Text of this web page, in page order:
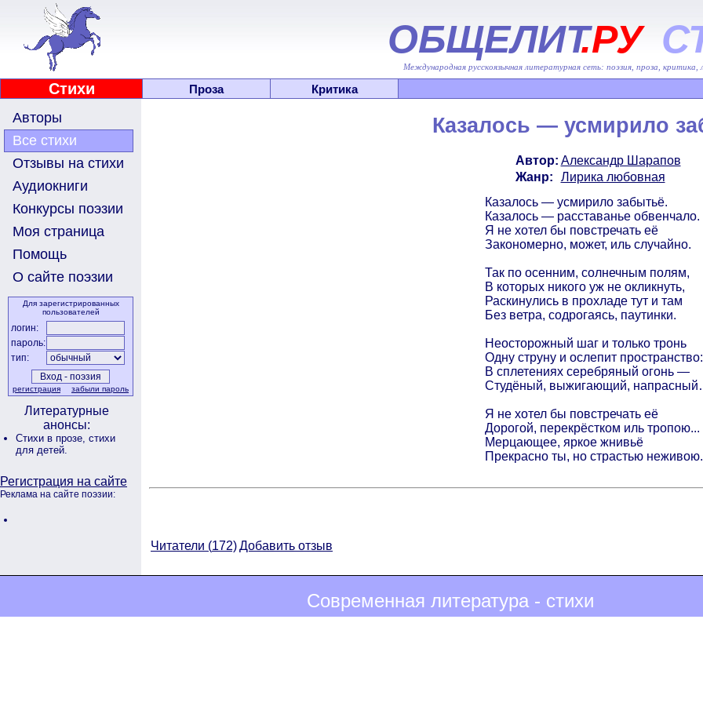
ОБЩЕЛИТ.РУ
Международная русскоязычная литературная сеть: поэзия, проза, критика,
Стихи Проза Критика
Авторы
Все стихи
Отзывы на стихи
Аудиокниги
Конкурсы поэзии
Моя страница
Помощь
О сайте поэзии
Для зарегистрированных
пользователей
логин:
пароль:
тип:
регистрация забыли пароль
Литературные
анонсы:
Стихи в прозе, стихи
для детей.
Регистрация на сайте
Реклама на сайте поэзии:
Казалось — усмирило
Автор: Александр Шарапов
Жанр:
Лирика любовная
Казалось — усмирило забытьё.
Казалось — расставанье обвенчало.
Я не хотел бы повстречать её
Закономерно, может, иль случайно.
Так по осенним, солнечным полям,
В которых никого уж не окликнуть,
Раскинулись в прохладе тут и там
Без ветра, содрогаясь, паутинки.
Неосторожный шаг и только тронь
Одну струну и ослепит пространство:
В сплетениях серебряный огонь —
Студёный, выжигающий,
Я не хотел бы повстречать её
Дорогой, перекрёстком иль тропою...
Мерцающее, яркое жнивьё
Прекрасно ты, но страстью неживою.
Читатели (172)Добавить отзыв
Современная литература - стихи